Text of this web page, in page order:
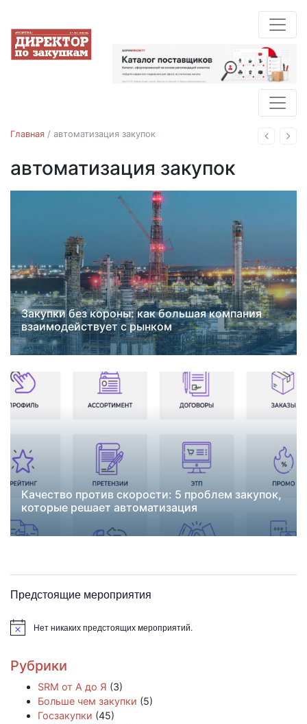
Назад
Главная / автоматизация закупок
автоматизация закупок
Новости
NPS поставщиков
автоматизация закупок
День поставщика
ИИ в закупках
Закупки без короны: как большая компания
взаимодействует с рынком
Новости
автоматизация закупок
Качество против скорости: 5 проблем закупок,
которые решает автоматизация
Предстоящие мероприятия
ЗаметкаНет никаких предстоящих мероприятий.
Рубрики
SRM от А до Я (3)
Больше чем закупки (5)
Госзакупки (45)